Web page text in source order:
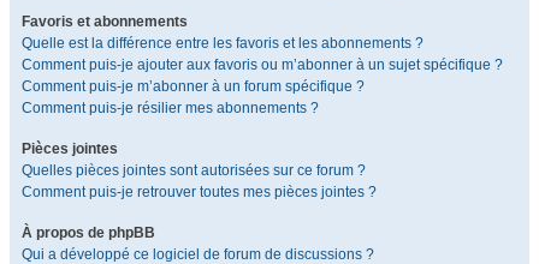
Favoris et abonnements
Quelle est la différence entre les favoris et les abonnements ?
Comment puis-je ajouter aux favoris ou m’abonner à un sujet spécifique ?
Comment puis-je m’abonner à un forum spécifique ?
Comment puis-je résilier mes abonnements ?
Pièces jointes
Quelles pièces jointes sont autorisées sur ce forum ?
Comment puis-je retrouver toutes mes pièces jointes ?
À propos de phpBB
Qui a développé ce logiciel de forum de discussions ?